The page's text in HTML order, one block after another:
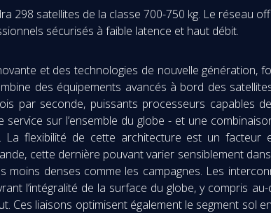
298 satellites de la classe 700-750 kg. Le réseau
sécurisés à faible latence et haut débit.
et des technologies de nouvelle génération,
des équipements avancés à bord des
par seconde, puissants processeurs capables
sur l’ensemble du globe - et une
flexibilité de cette architecture est un facteur
cette dernière pouvant varier sensiblement
denses comme les campagnes. Les
l’intégralité de la surface du globe, y compris
liaisons optimisent également le segment sol